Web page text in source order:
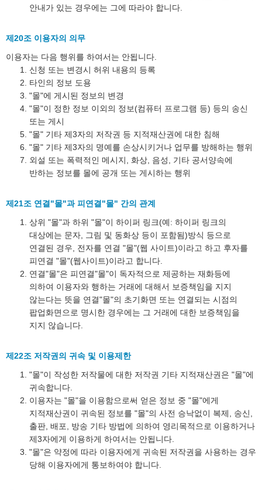
안내가 있는 경우에는 그에 따라야 합니다.
제20조 이용자의 의무
이용자는 다음 행위를 하여서는 안됩니다.
신청 또는 변경시 허위 내용의 등록
타인의 정보 도용
"몰"에 게시된 정보의 변경
"몰"이 정한 정보 이외의 정보(컴퓨터 프로그램 등) 등의 송신
또는 게시
"몰" 기타 제3자의 저작권 등 지적재산권에 대한 침해
"몰" 기타 제3자의 명예를 손상시키거나 업무를 방해하는 행위
외설 또는 폭력적인 메시지, 화상, 음성, 기타 공서양속에
반하는 정보를 몰에 공개 또는 게시하는 행위
제21조 연결"몰"과 피연결"몰" 간의 관계
상위 "몰"과 하위 "몰"이 하이퍼 링크(예: 하이퍼 링크의
대상에는 문자, 그림 및 동화상 등이 포함됨)방식 등으로
연결된 경우, 전자를 연결 "몰"(웹 사이트)이라고 하고 후자를
피연결 "몰"(웹사이트)이라고 합니다.
연결"몰"은 피연결"몰"이 독자적으로 제공하는 재화등에
의하여 이용자와 행하는 거래에 대해서 보증책임을 지지
않는다는 뜻을 연결"몰"의 초기화면 또는 연결되는 시점의
팝업화면으로 명시한 경우에는 그 거래에 대한 보증책임을
지지 않습니다.
제22조 저작권의 귀속 및 이용제한
"몰"이 작성한 저작물에 대한 저작권 기타 지적재산권은 "몰"에
귀속합니다.
이용자는 "몰"을 이용함으로써 얻은 정보 중 "몰"에게
지적재산권이 귀속된 정보를 "몰"의 사전 승낙없이 복제, 송신,
출판, 배포, 방송 기타 방법에 의하여 영리목적으로 이용하거나
제3자에게 이용하게 하여서는 안됩니다.
"몰"은 약정에 따라 이용자에게 귀속된 저작권을 사용하는 경우
당해 이용자에게 통보하여야 합니다.